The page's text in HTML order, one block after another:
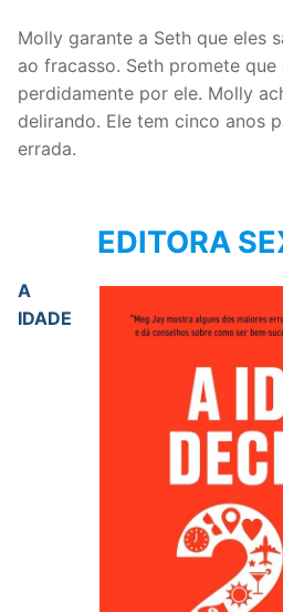
Molly garante a Seth que eles
ao fracasso. Seth promete
perdidamente por ele. Molly
delirando. Ele tem cinco anos
errada.
EDITORA
A
IDADE